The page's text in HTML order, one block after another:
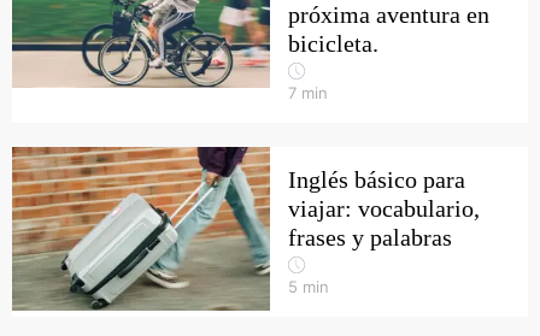
próxima aventura en
bicicleta.
7 min
Inglés básico para
viajar: vocabulario,
frases y palabras
5 min